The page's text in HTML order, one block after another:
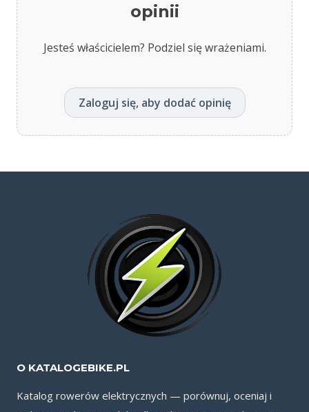
opinii
Jesteś właścicielem? Podziel się wrażeniami.
Zaloguj się, aby dodać opinię
O KATALOGEBIKE.PL
Katalog rowerów elektrycznych — porównuj, oceniaj i